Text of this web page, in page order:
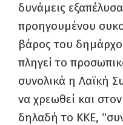
δυνάμεις
προηγουμένου
βάρος του
πληγεί το
συνολικά η Λαϊκή
να χρεωθεί και
δηλαδή το ΚΚΕ,